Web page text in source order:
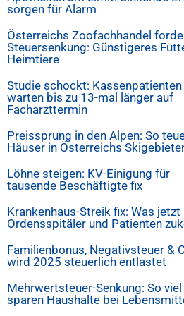
sorgen für Alarm
Österreichs Zoofachhandel
Steuersenkung: Günstigeres
Heimtiere
Studie schockt: Kassenpatienten
warten bis zu 13-mal länger auf
Facharzttermin
Preissprung in den Alpen: So
Häuser in Österreichs
Löhne steigen: KV-Einigung für
tausende Beschäftigte fix
Krankenhaus-Streik fix: Was jetzt
Ordensspitäler und Patienten
Familienbonus, Negativsteuer &
wird 2025 steuerlich entlastet
Mehrwertsteuer-Senkung: So viel
sparen Haushalte bei